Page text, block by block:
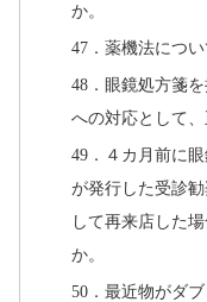
か。
47．薬機法につ
48．眼鏡処方箋
への対応として、
49．４カ月前に
が発行した受診
して再来店した
か。
50．最近物がダ